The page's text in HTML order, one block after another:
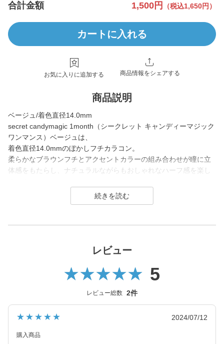
合計金額 1,500円 （税込1,650円）
カートに入れる
お気に入りに追加する 商品情報をシェアする
商品説明
ベージュ/着色直径14.0mm
secret candymagic 1month（シークレット キャンディーマジック
ワンマンス）ベージュは、
着色直径14.0mmのぼかしフチカラコン。
柔らかなブラウンフチとアクセントカラーの組み合わせが瞳に立
体感をもたらし、ナチュラルながらもおしゃれなハーフ感を楽し
大きすぎないサイズで自然に瞳の印象を変えたい方や、普段のメ
イクをアップデートしたい時におすすめ。
secret candymagic 1month（シークレット キャンディーマジック
大な支持を得ている、盛りたいならとりあえずコレ！なロングセ
DIA14.5mmの大きめサイズで「盛れる」というキーワードのも
と、元祖ちゅるんカラコン「キャンマジ3番」や黒コンの代表格
フチ・細フチデザインといった、トレンド感のあるカラコンを生
レビュー
5
レビュー総数 2件
★★★★★ 2024/07/12
購入商品